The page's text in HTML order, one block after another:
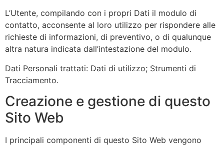
L’Utente, compilando con i propri Dati il modulo di
contatto, acconsente al loro utilizzo per rispondere alle
richieste di informazioni, di preventivo, o di qualunque
altra natura indicata dall’intestazione del modulo.
Dati Personali trattati: Dati di utilizzo; Strumenti di
Tracciamento.
Creazione e gestione di questo
Sito Web
I principali componenti di questo Sito Web vengono